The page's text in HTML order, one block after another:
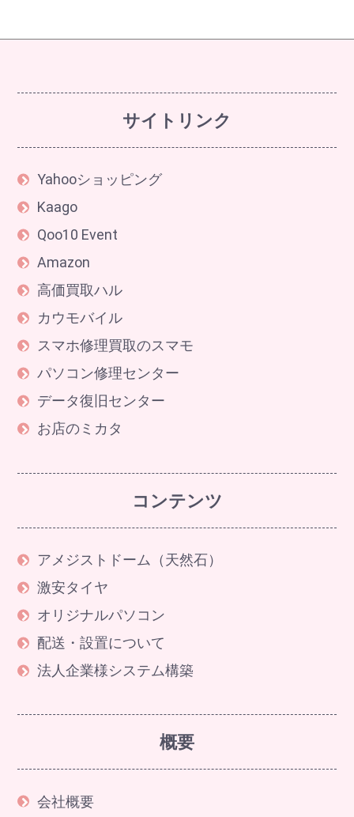
サイトリンク
Yahooショッピング
Kaago
Qoo10 Event
Amazon
高価買取ハル
カウモバイル
スマホ修理買取のスマモ
パソコン修理センター
データ復旧センター
お店のミカタ
コンテンツ
アメジストドーム（天然石）
激安タイヤ
オリジナルパソコン
配送・設置について
法人企業様システム構築
概要
会社概要